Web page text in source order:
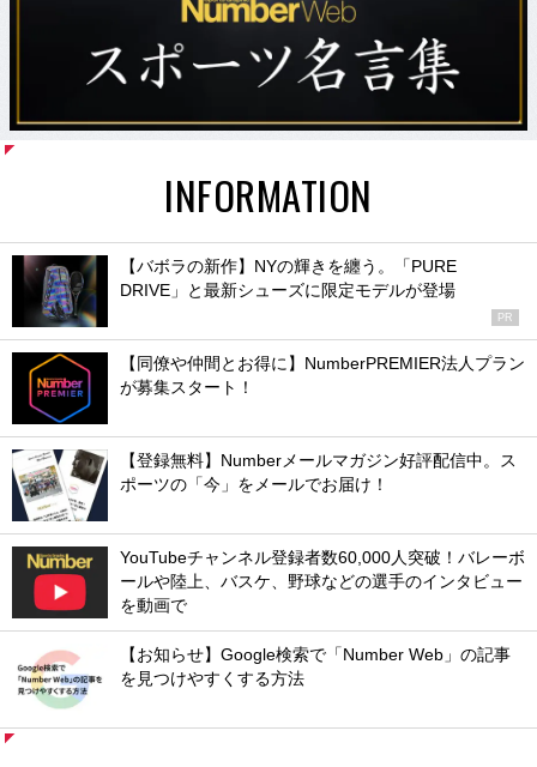
INFORMATION
【バボラの新作】NYの輝きを纏う。「PURE
DRIVE」と最新シューズに限定モデルが登場
PR
【同僚や仲間とお得に】NumberPREMIER法人プラン
が募集スタート！
【登録無料】Numberメールマガジン好評配信中。ス
ポーツの「今」をメールでお届け！
YouTubeチャンネル登録者数60,000人突破！バレーボ
ールや陸上、バスケ、野球などの選手のインタビュー
を動画で
【お知らせ】Google検索で「Number Web」の記事
を見つけやすくする方法